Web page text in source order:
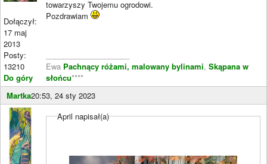
Dołączył:
17 maj
2013
Posty:
13210
Do góry
towarzyszy Twojemu ogrodowi.
Pozdrawiam
Ewa Pachnący różami, malowany bylinami, Skąpana w
słońcu****
Martka20:53, 24 sty 2023
April napisał(a)